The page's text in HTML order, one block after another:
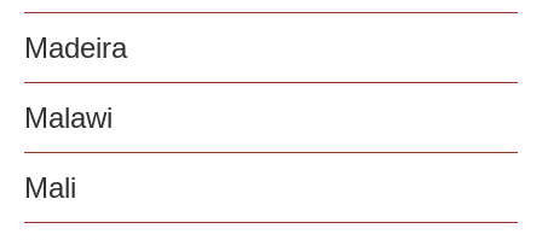
Madeira
Malawi
Mali